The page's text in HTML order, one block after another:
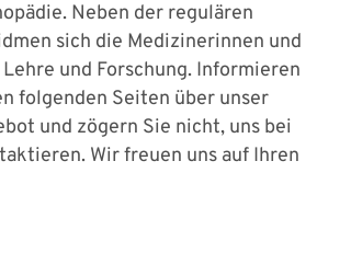
Neben der regulären
sich die Medizinerinnen und
und Forschung. Informieren
folgenden Seiten über unser
und zögern Sie nicht, uns bei
Wir freuen uns auf Ihren